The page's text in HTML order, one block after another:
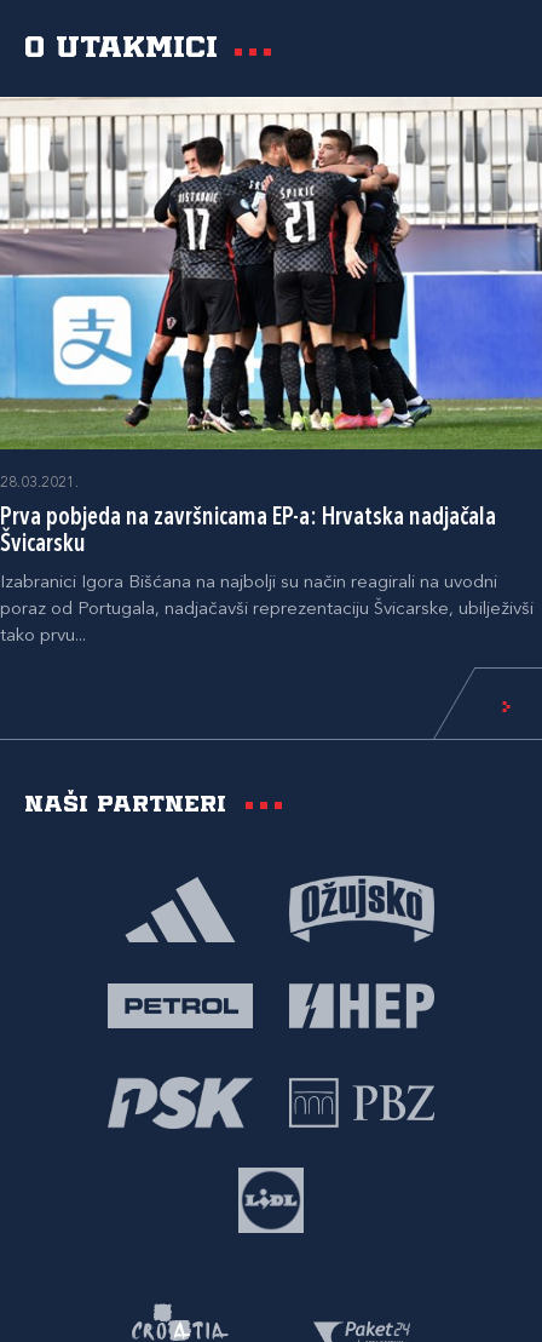
O utakmici
28.03.2021.
Prva pobjeda na završnicama EP-a: Hrvatska nadjačala
Švicarsku
Izabranici Igora Bišćana na najbolji su način reagirali na uvodni
poraz od Portugala, nadjačavši reprezentaciju Švicarske, ubilježivši
tako prvu...
Naši partneri